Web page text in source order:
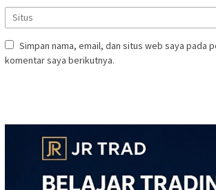
Simpan nama, email, dan situs web saya pada
komentar saya berikutnya.